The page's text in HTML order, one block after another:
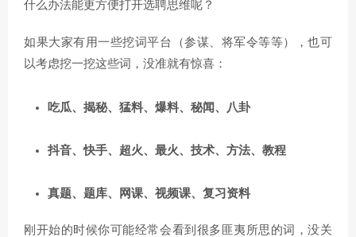
什么办法能更方便打开选聘思维呢？
如果大家有用一些挖词平台（参谋、将军令等等），也可
以考虑挖一挖这些词，没准就有惊喜：
吃瓜、揭秘、猛料、爆料、秘闻、八卦
抖音、快手、超火、最火、技术、方法、教程
真题、题库、网课、视频课、复习资料
刚开始的时候你可能经常会看到很多匪夷所思的词，没关